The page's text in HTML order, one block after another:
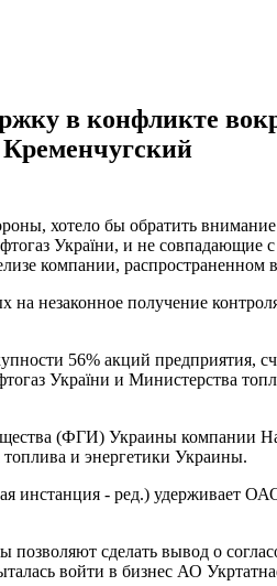
в конфликте
хотело бы обратить внимание
України, и не совпадающие
компании, распространенном
незаконное получение
56% акций предприятия,
України и Министерства
(ФГИ) Украины компании
и энергетики Украины.
инстанция - ред.) удерживает
сделать вывод о
войти в бизнес АО